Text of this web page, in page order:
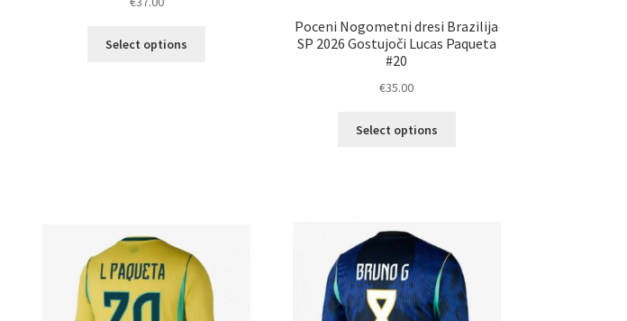
Select options
Poceni Nogometni dresi Brazilija
SP 2026 Gostujoči Lucas Paqueta
#20
€35.00
Select options
izberete
na
strani